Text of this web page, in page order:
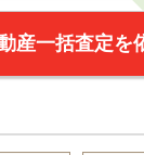
産一括査定を